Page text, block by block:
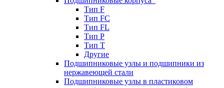
Тип F
Тип FC
Тип FL
Тип P
Тип T
Другие
Подшипниковые узлы и подшипники из
нержавеющей стали
Подшипниковые узлы в пластиковом